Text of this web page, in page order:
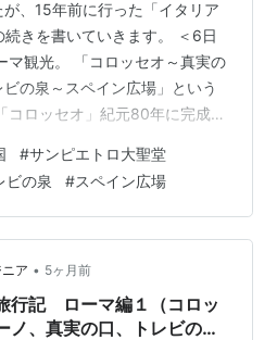
、15年前に行った「イタリア
きを書いていきます。 ＜6日
マ観光。 「コロッセオ～真実の
の泉～スペイン広場」という
コロッセオ」紀元80年に完成し
真見て、なぜコロッセオの目
うと思いました。 外側だけの
コロッセオの中にも入ってみ
グラディエーター』の世界が
ンスタンティヌス帝の凱旋門
ル凱…
#サンピエトロ大聖堂
ビの泉 #スペイン広場
ア • 5ヶ月前
行記 ローマ編１（コロッ
ノ、真実の口、トレビの